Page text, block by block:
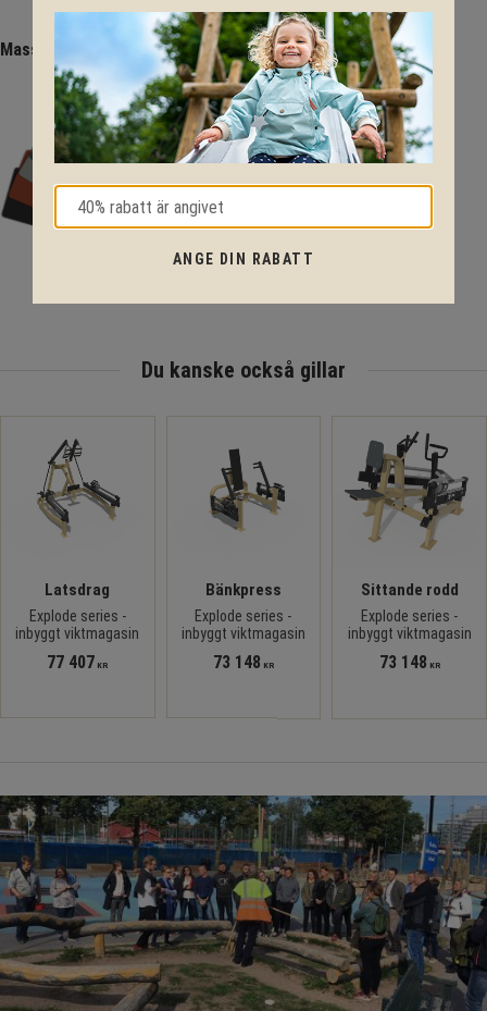
Massor av färger - utforska RAL-koderna.
Du kanske också gillar
Latsdrag
Explode series -
inbyggt viktmagasin
77 407 KR
Bänkpress
Explode series -
inbyggt viktmagasin
73 148 KR
Sittande rodd
Explode series -
inbyggt viktmagasin
73 148 KR
ANGE DIN RABATT